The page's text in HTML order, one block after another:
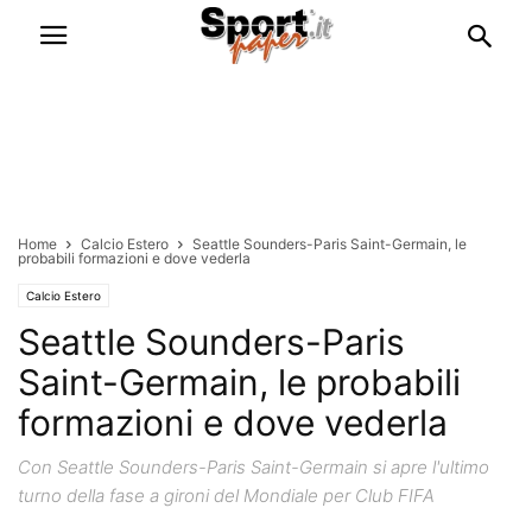
Home Calcio Estero
Seattle Sounders-Paris Saint-Germain, le
probabili formazioni e dove vederla
Calcio Estero
Seattle Sounders-Paris
Saint-Germain, le probabili
formazioni e dove vederla
Con Seattle Sounders-Paris Saint-Germain si apre l'ultimo
turno della fase a gironi del Mondiale per Club FIFA